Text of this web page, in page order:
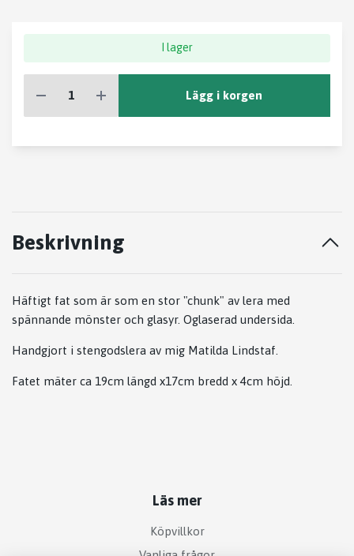
I lager
Lägg i korgen
Beskrivning
Häftigt fat som är som en stor "chunk" av lera med
spännande mönster och glasyr. Oglaserad undersida.
Handgjort i stengodslera av mig Matilda Lindstaf.
Fatet mäter ca 19cm längd x17cm bredd x 4cm höjd.
Läs mer
Köpvillkor